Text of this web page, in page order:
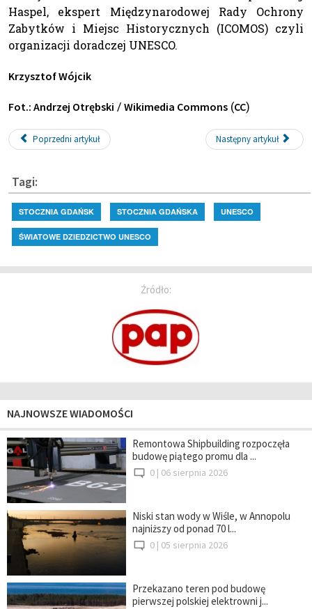
Haspel, ekspert Międzynarodowej Rady Ochrony
Zabytków i Miejsc Historycznych (ICOMOS) czyli
organizacji doradczej UNESCO.
Krzysztof Wójcik
Fot.: Andrzej Otrębski / Wikimedia Commons (CC)
Poprzedni artykuł Następny artykuł
Tagi:
STOCZNIA GDAŃSK STOCZNIA GDAŃSKA UNESCO
ŚWIATOWE DZIEDZICTWO UNESCO
Źródło:
NAJNOWSZE WIADOMOŚCI
Remontowa Shipbuilding rozpoczęła
budowę piątego promu dla ...
0 | 06 sierpnia 2026
Niski stan wody w Wiśle, w Annopolu
najniższy od ponad 70 l...
0 | 05 sierpnia 2026
Przekazano teren pod budowę
pierwszej polskiej elektrowni j...